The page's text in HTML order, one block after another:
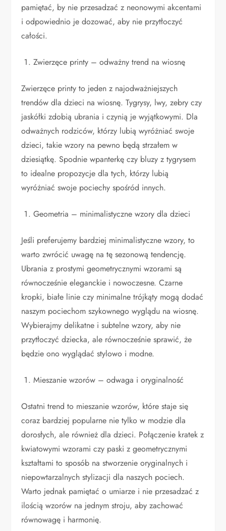
pamiętać, by nie przesadzać z neonowymi akcentami
i odpowiednio je dozować, aby nie przytłoczyć
całości.
Zwierzęce printy – odważny trend na wiosnę
Zwierzęce printy to jeden z najodważniejszych
trendów dla dzieci na wiosnę. Tygrysy, lwy, zebry czy
jaskółki zdobią ubrania i czynią je wyjątkowymi. Dla
odważnych rodziców, którzy lubią wyróżniać swoje
dzieci, takie wzory na pewno będą strzałem w
dziesiątkę. Spodnie wpanterkę czy bluzy z tygrysem
to idealne propozycje dla tych, którzy lubią
wyróżniać swoje pociechy spośród innych.
Geometria – minimalistyczne wzory dla dzieci
Jeśli preferujemy bardziej minimalistyczne wzory, to
warto zwrócić uwagę na tę sezonową tendencję.
Ubrania z prostymi geometrycznymi wzorami są
równocześnie eleganckie i nowoczesne. Czarne
kropki, białe linie czy minimalne trójkąty mogą dodać
naszym pociechom szykownego wyglądu na wiosnę.
Wybierajmy delikatne i subtelne wzory, aby nie
przytłoczyć dziecka, ale równocześnie sprawić, że
będzie ono wyglądać stylowo i modne.
Mieszanie wzorów – odwaga i oryginalność
Ostatni trend to mieszanie wzorów, które staje się
coraz bardziej popularne nie tylko w modzie dla
dorosłych, ale również dla dzieci. Połączenie kratek z
kwiatowymi wzorami czy paski z geometrycznymi
kształtami to sposób na stworzenie oryginalnych i
niepowtarzalnych stylizacji dla naszych pociech.
Warto jednak pamiętać o umiarze i nie przesadzać z
ilością wzorów na jednym stroju, aby zachować
równowagę i harmonię.